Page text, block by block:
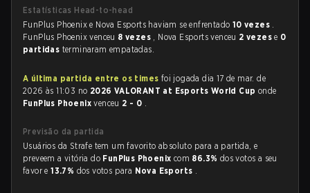
Estatísticas Head-to-head
FunPlus Phoenix e Nova Esports haviam se enfrentado 10 vezes .
FunPlus Phoenix venceu 8 vezes , Nova Esports venceu 2 vezese 0
partidas terminaram empatadas.
A última partida entre os times foi jogada dia 17 de mar. de
2026 às 11:03 no 2026 VALORANT at Esports World Cup onde
FunPlus Phoenixvenceu 2 - 0 .
Previsão da partida
Usuários da Strafe tem um favorito absoluto para a partida, e
preveem a vitória do FunPlus Phoenix com 86.3% dos votos a seu
favor e13.7% dos votos para Nova Esports .